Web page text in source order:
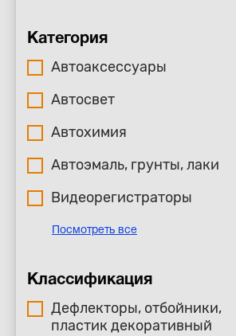
Категория
Автоаксессуары
Автосвет
Автохимия
Автоэмаль, грунты, лаки
Видеорегистраторы
Посмотреть все
Классификация
Дефлекторы, отбойники,
пластик декоративный